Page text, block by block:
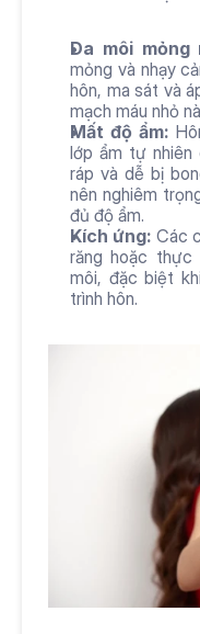
Da môi mỏng
mỏng và nhạy
hôn, ma sát và
mạch máu nhỏ
Mất độ ẩm:
lớp ẩm tự nhiên
ráp và dễ bị
nên nghiêm
đủ độ ẩm.
Kích ứng: Các
răng hoặc
môi, đặc biệt
trình hôn.